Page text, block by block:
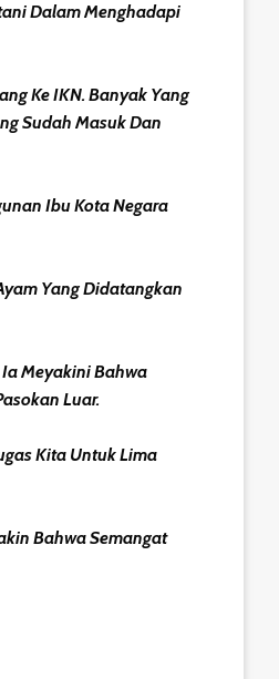
Dalam Menghadapi
Ke IKN. Banyak Yang
Sudah Masuk Dan
Ibu Kota Negara
Yang Didatangkan
Meyakini Bahwa
Luar.
Kita Untuk Lima
Bahwa Semangat